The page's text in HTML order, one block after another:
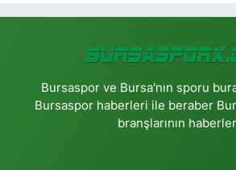
Bursaspor ve Bursa'nın sporu
Bursaspor haberleri ile beraber
branşlarının